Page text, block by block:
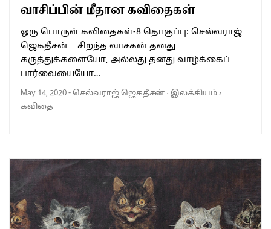
வாசிப்பின் மீதான கவிதைகள்
ஒரு பொருள் கவிதைகள்-8 தொகுப்பு: செல்வராஜ்
ஜெகதீசன் சிறந்த வாசகன் தனது
கருத்துக்களையோ, அல்லது தனது வாழ்க்கைப்
பார்வையையோ…
May 14, 2020-செல்வராஜ் ஜெகதீசன் · இலக்கியம்›
கவிதை